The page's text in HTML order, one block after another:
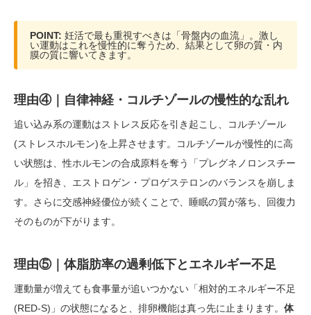
POINT: 妊活で最も重視すべきは「骨盤内の血流」。激し
い運動はこれを慢性的に奪うため、結果として卵の質・内
膜の質に響いてきます。
理由④｜自律神経・コルチゾールの慢性的な乱れ
追い込み系の運動はストレス反応を引き起こし、コルチゾール
(ストレスホルモン)を上昇させます。コルチゾールが慢性的に高
い状態は、性ホルモンの合成原料を奪う「プレグネノロンスチー
ル」を招き、エストロゲン・プロゲステロンのバランスを崩しま
す。さらに交感神経優位が続くことで、睡眠の質が落ち、回復力
そのものが下がります。
理由⑤｜体脂肪率の過剰低下とエネルギー不足
運動量が増えても食事量が追いつかない「相対的エネルギー不足
(RED-S)」の状態になると、排卵機能は真っ先に止まります。 体